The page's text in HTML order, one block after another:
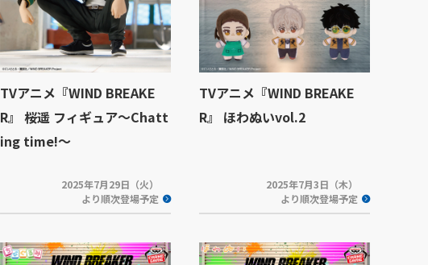
TVアニメ『WIND BREAKE
R』 桜遥 フィギュア～Chatt
ing time!～
2025年7月29日（火）
より順次登場予定
TVアニメ『WIND BREAKE
R』 ほわぬいvol.2
2025年7月3日（木）
より順次登場予定